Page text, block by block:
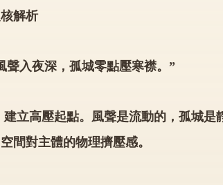
解析
聲入夜深，孤城零點壓寒襟。”
建立高壓起點。風聲是流動的，孤城是
間對主體的物理擠壓感。